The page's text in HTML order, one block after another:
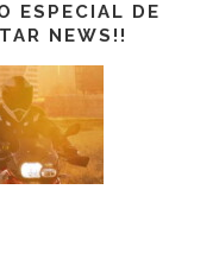
ESPECIAL DE
NEWS!!